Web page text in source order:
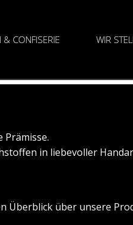
& CONFISERIE WIR
in liebevoller
Überblick über unsere